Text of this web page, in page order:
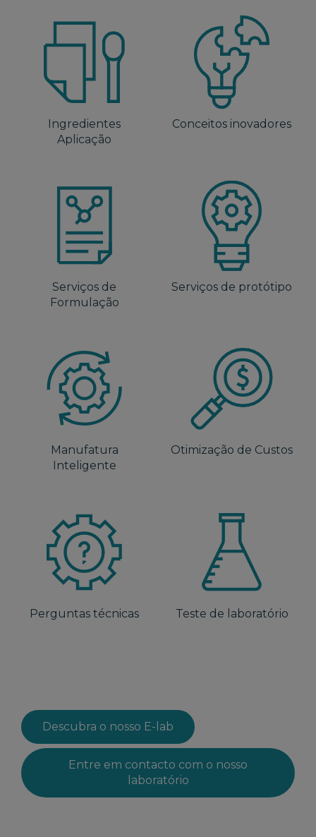
Ingredientes
Aplicação
Conceitos inovadores
Serviços de
Formulação
Serviços de protótipo
Manufatura
Inteligente
Otimização de Custos
Perguntas técnicas Teste de laboratório
Descubra o nosso E-lab
Entre em contacto com o nosso
laboratório